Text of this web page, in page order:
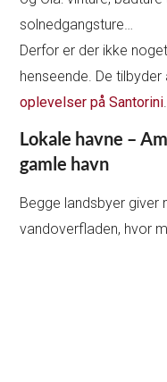
solnedgangsture…
Derfor er der ikke
henseende. De
oplevelser på Santorini.
Lokale havne –
gamle havn
Begge landsbyer giver
vandoverfladen, hvor